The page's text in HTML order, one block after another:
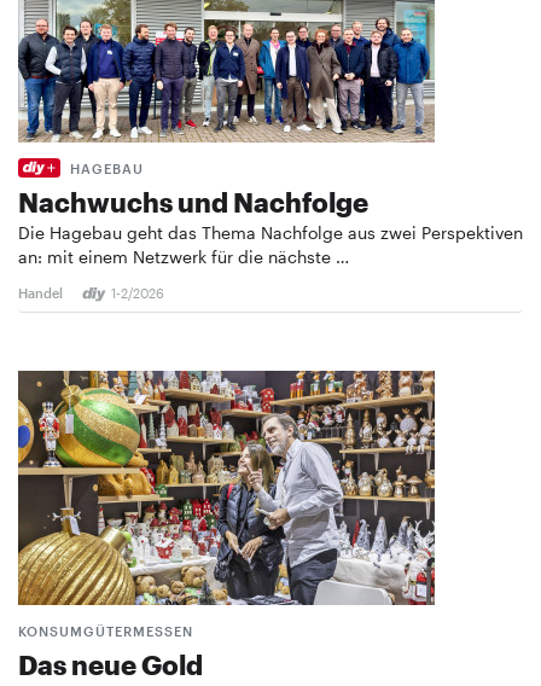
HAGEBAU
Nachwuchs und Nachfolge
Die Hagebau geht das Thema Nachfolge aus zwei Perspektiven
an: mit einem Netzwerk für die nächste …
Handel 1-2/2026
KONSUMGÜTERMESSEN
Das neue Gold